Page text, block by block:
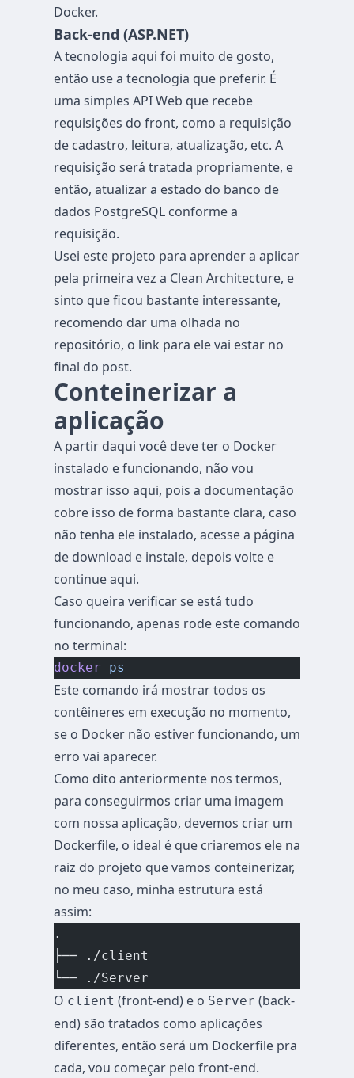
Docker.
Back-end (ASP.NET)
A tecnologia aqui foi muito de gosto,
então use a tecnologia que preferir. É
uma simples API Web que recebe
requisições do front, como a requisição
de cadastro, leitura, atualização, etc. A
requisição será tratada propriamente, e
então, atualizar a estado do banco de
dados PostgreSQL conforme a
requisição.
Usei este projeto para aprender a aplicar
pela primeira vez a Clean Architecture, e
sinto que ficou bastante interessante,
recomendo dar uma olhada no
repositório, o link para ele vai estar no
final do post.
Conteinerizar a
aplicação
A partir daqui você deve ter o Docker
instalado e funcionando, não vou
mostrar isso aqui, pois a documentação
cobre isso de forma bastante clara, caso
não tenha ele instalado, acesse a página
de download e instale, depois volte e
continue aqui.
Caso queira verificar se está tudo
funcionando, apenas rode este comando
no terminal:
docker ps
Este comando irá mostrar todos os
contêineres em execução no momento,
se o Docker não estiver funcionando, um
erro vai aparecer.
Como dito anteriormente nos termos,
para conseguirmos criar uma imagem
com nossa aplicação, devemos criar um
Dockerfile, o ideal é que criaremos ele na
raiz do projeto que vamos conteinerizar,
no meu caso, minha estrutura está
assim:
.
├── ./client
└── ./Server
O client (front-end) e o Server (back-
end) são tratados como aplicações
diferentes, então será um Dockerfile pra
cada, vou começar pelo front-end.